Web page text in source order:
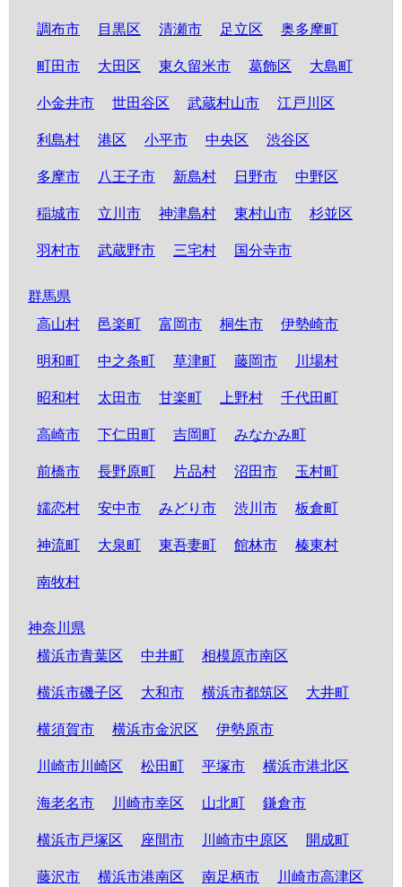
調布市 目黒区 清瀬市 足立区 奥多摩町
町田市 大田区 東久留米市 葛飾区 大島町
小金井市 世田谷区 武蔵村山市 江戸川区
利島村 港区 小平市 中央区 渋谷区
多摩市 八王子市 新島村 日野市 中野区
稲城市 立川市 神津島村 東村山市 杉並区
羽村市 武蔵野市 三宅村 国分寺市
群馬県
高山村
邑楽町 富岡市 桐生市 伊勢崎市
明和町 中之条町 草津町 藤岡市 川場村
昭和村 太田市 甘楽町 上野村 千代田町
高崎市 下仁田町 吉岡町 みなかみ町
前橋市 長野原町 片品村 沼田市 玉村町
嬬恋村 安中市 みどり市 渋川市 板倉町
神流町 大泉町 東吾妻町 館林市 榛東村
南牧村
神奈川県
横浜市青葉区
中井町 相模原市南区
横浜市磯子区 大和市 横浜市都筑区 大井町
横須賀市 横浜市金沢区 伊勢原市
川崎市川崎区 松田町 平塚市 横浜市港北区
海老名市 川崎市幸区 山北町 鎌倉市
横浜市戸塚区 座間市 川崎市中原区 開成町
藤沢市 横浜市港南区 南足柄市 川崎市高津区